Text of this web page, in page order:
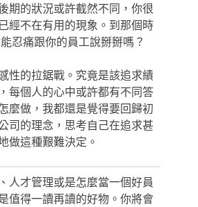
期的狀況或許截然不同，你很
經不在有用的現象。到那個時
忍痛跟你的員工說掰掰嗎？
性的拉鋸戰。究竟是該追求績
每個人的心中或許都有不同答
麼做，我都還是覺得要回歸初
司的理念，思考自己在追求甚
做這種艱難決定。
人才管理或是怎麼當一個好員
值得一讀再讀的好物。你將會